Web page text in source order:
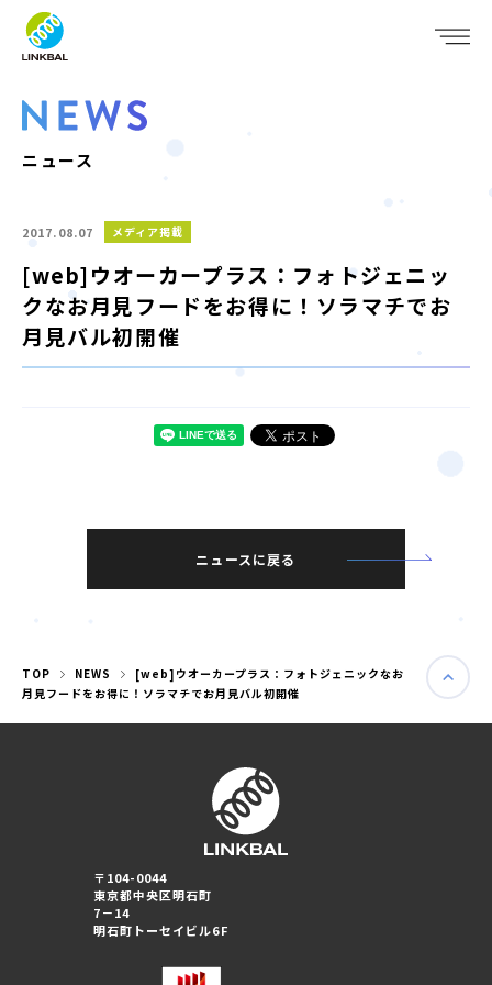
WHO WE ARE
SERVICE
IR
RECRUIT
NEWS
婚活パーティー（大阪）
JP
ニュース
2017.08.07 メディア掲載
[web]ウオーカープラス：フォトジェニッ
クなお月見フードをお得に！ソラマチでお
月見バル初開催
ニュースに戻る
TOP NEWS
[web]ウオーカープラス：フォトジェニックなお
月見フードをお得に！ソラマチでお月見バル初開催
〒104-0044
東京都中央区明石町
7－14
明石町トーセイビル6F